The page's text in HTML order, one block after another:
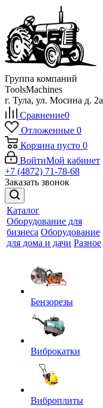
Группа компаний
ToolsMachines
г. Тула, ул. Мосина д. 2а
Сравнение0
Отложенные 0
Корзина пусто 0
ВойтиМой кабинет
+7 (4872) 71-78-68
Заказать звонок
Каталог
Оборудование для
бизнеса Оборудование
для дома и дачи Разное
Бензорезы
Виброкатки
Виброплиты